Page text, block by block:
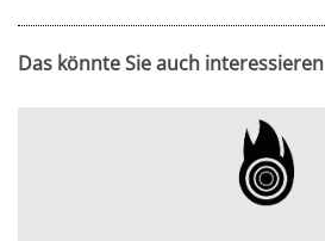
Das könnte Sie auch interessieren